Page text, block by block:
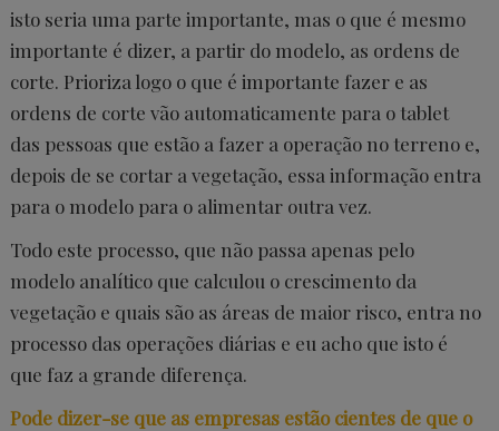
isto seria uma parte importante, mas o que é mesmo
importante é dizer, a partir do modelo, as ordens de
corte. Prioriza logo o que é importante fazer e as
ordens de corte vão automaticamente para o tablet
das pessoas que estão a fazer a operação no terreno e,
depois de se cortar a vegetação, essa informação entra
para o modelo para o alimentar outra vez.
Todo este processo, que não passa apenas pelo
modelo analítico que calculou o crescimento da
vegetação e quais são as áreas de maior risco, entra no
processo das operações diárias e eu acho que isto é
que faz a grande diferença.
Pode dizer-se que as empresas estão cientes de que o